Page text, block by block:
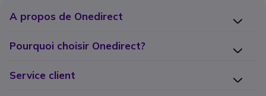
A propos de Onedirect
Pourquoi choisir Onedirect?
Service client